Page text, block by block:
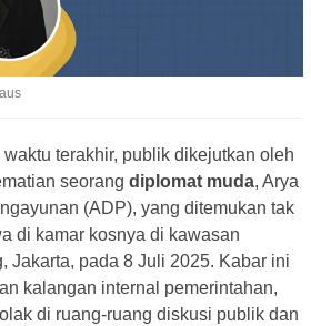
waktu terakhir, publik dikejutkan oleh
seorangdiplomat muda, Arya
(ADP), yang ditemukan tak
di kamar kosnya di kawasan
Jakarta, pada 8 Juli 2025. Kabar ini
kalangan internal pemerintahan,
di ruang-ruang diskusi publik dan